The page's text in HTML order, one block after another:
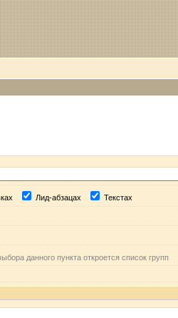
Лид-абзацах Текстах
данного пункта откроется список групп